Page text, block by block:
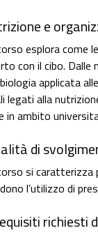
e
esplora come
con il cibo.
applicata
legati alla
in ambito
di
si
l’utilizzo di
richiesti